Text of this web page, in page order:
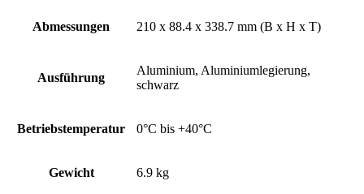
Abmessungen 210 x 88.4 x 338.7 mm (B x H x T)
Ausführung
Aluminium, Aluminiumlegierung,
schwarz
Betriebstemperatur 0°C bis +40°C
Gewicht 6.9 kg